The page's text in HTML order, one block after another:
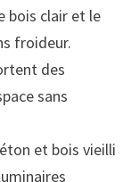
bois clair et le
froideur.
des
sans
et bois vieilli